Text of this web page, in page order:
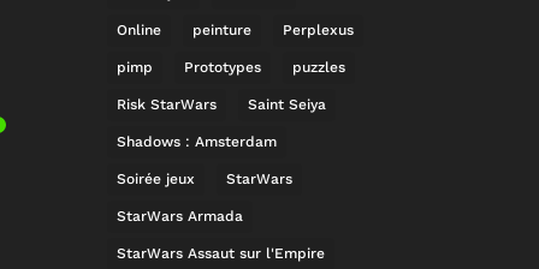
Online peinture Perplexus
pimp Prototypes puzzles
Risk StarWars Saint Seiya
Shadows : Amsterdam
Soirée jeux StarWars
StarWars Armada
StarWars Assaut sur l'Empire